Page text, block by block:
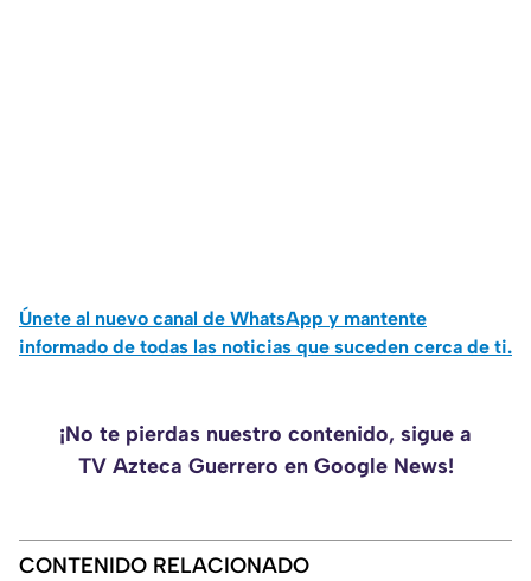
Únete al nuevo canal de WhatsApp y mantente
informado de todas las noticias que suceden cerca de ti.
¡No te pierdas nuestro contenido, sigue a
TV Azteca Guerrero en Google News!
CONTENIDO RELACIONADO